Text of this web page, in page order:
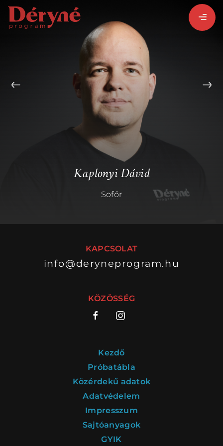
BEJELENTKEZEM
REGISZTRÁLOK
PROGRAMISMERTETŐ
ALPROGRAMOK:
KÖZREMŰKÖDŐK:
SZAKMAI BIZOTTSÁG
MENTOROK
ELŐADÁSOK
Kaplonyi Dávid
Sofőr
KAPCSOLAT
info@deryneprogram.hu
KÖZÖSSÉG
Kezdő
Próbatábla
Közérdekű adatok
Adatvédelem
Impresszum
Sajtóanyagok
GYIK